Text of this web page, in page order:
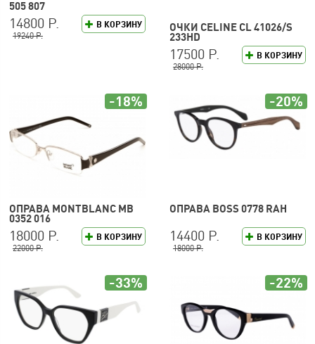
505 807
В КОРЗИНУ
14800 Р.
19240 Р.
ОЧКИ CELINE CL 41026/S
233HD
В КОРЗИНУ
17500 Р.
28000 Р.
ОПРАВА MONTBLANC MB
0352 016
В КОРЗИНУ
18000 Р.
22000 Р.
-18%
ОПРАВА BOSS 0778 RAH
В КОРЗИНУ
14400 Р.
18000 Р.
-20%
-33% -22%